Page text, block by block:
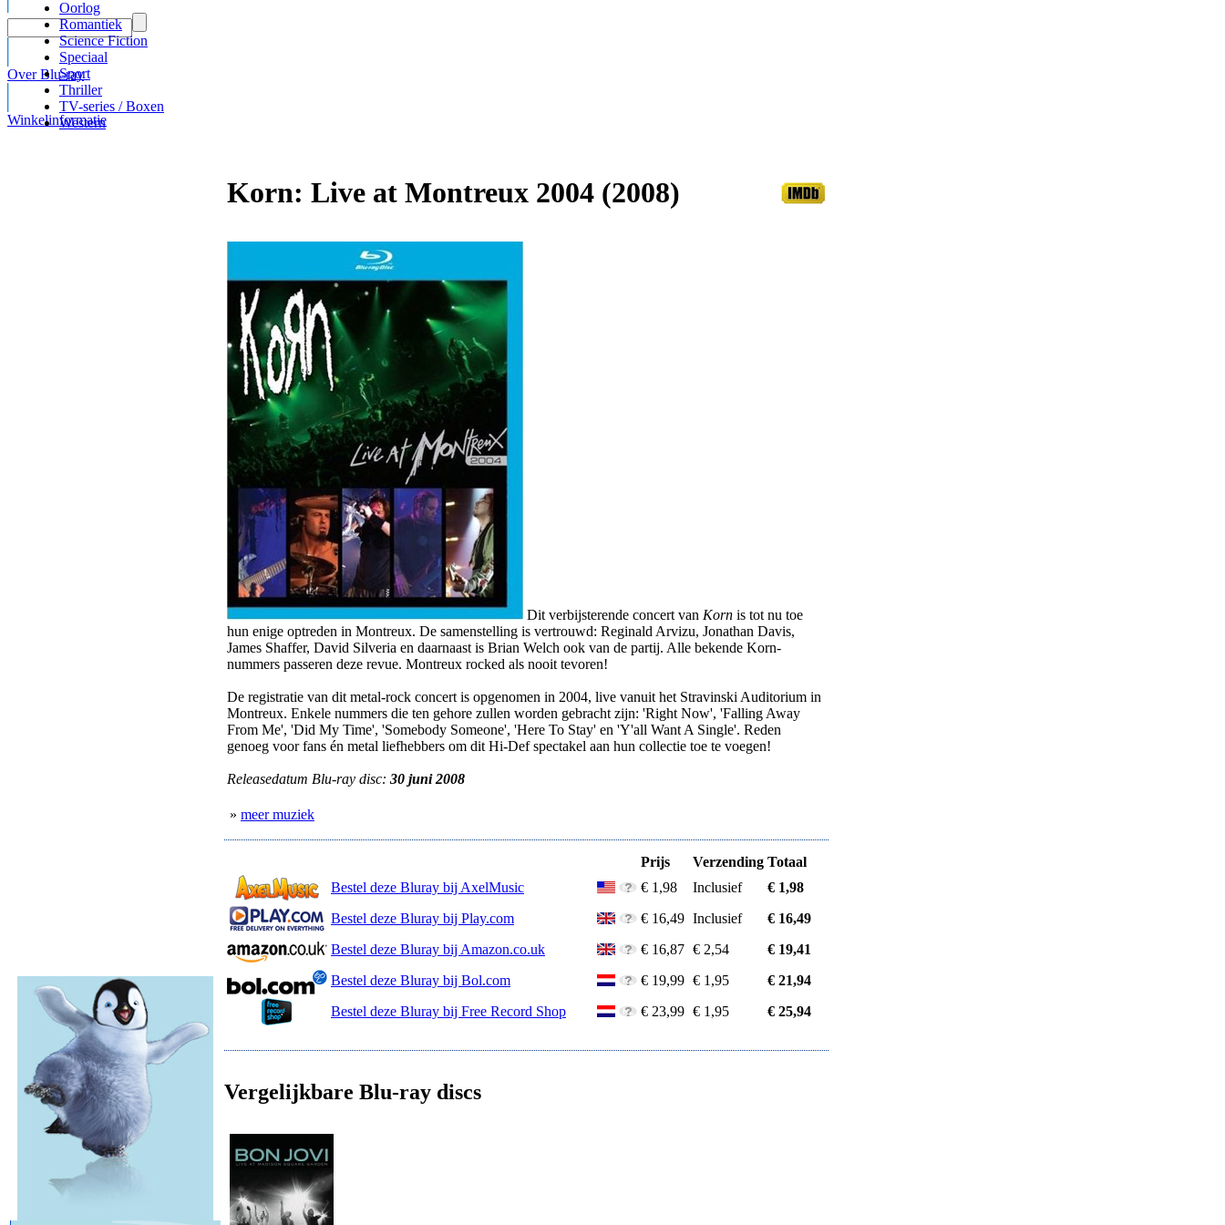
Over Blu-ray
Winkelinformatie
Oorlog
Romantiek
Science Fiction
Speciaal
Sport
Thriller
TV-series / Boxen
Western
Korn: Live at Montreux 2004 (2008)
Dit verbijsterende concert van Korn is tot nu toe
hun enige optreden in Montreux. De samenstelling is vertrouwd: Reginald Arvizu, Jonathan Davis,
James Shaffer, David Silveria en daarnaast is Brian Welch ook van de partij. Alle bekende Korn-
nummers passeren deze revue. Montreux rocked als nooit tevoren!
De registratie van dit metal-rock concert is opgenomen in 2004, live vanuit het Stravinski Auditorium in
Montreux. Enkele nummers die ten gehore zullen worden gebracht zijn: 'Right Now', 'Falling Away
From Me', 'Did My Time', 'Somebody Someone', 'Here To Stay' en 'Y'all Want A Single'. Reden
genoeg voor fans én metal liefhebbers om dit Hi-Def spectakel aan hun collectie toe te voegen!
Releasedatum Blu-ray disc: 30 juni 2008
» meer muziek
Prijs Verzending Totaal
Bestel deze Bluray bij AxelMusic
€ 1,98 Inclusief
€ 1,98
Bestel deze Bluray bij Play.com
€ 16,49 Inclusief
€ 16,49
Bestel deze Bluray bij Amazon.co.uk
€ 16,87 € 2,54
€ 19,41
Bestel deze Bluray bij Bol.com
€ 19,99 € 1,95
€ 21,94
Bestel deze Bluray bij Free Record Shop
€ 23,99 € 1,95 € 25,94
Vergelijkbare Blu-ray discs